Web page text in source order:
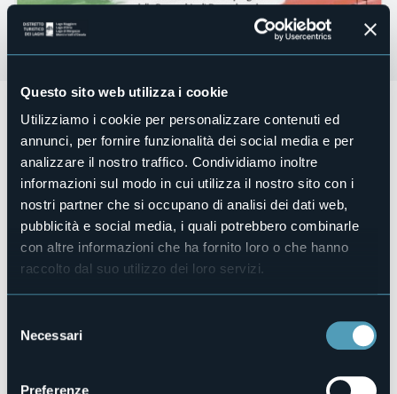
Questo sito web utilizza i cookie
Utilizziamo i cookie per personalizzare contenuti ed
annunci, per fornire funzionalità dei social media e per
analizzare il nostro traffico. Condividiamo inoltre
informazioni sul modo in cui utilizza il nostro sito con i
nostri partner che si occupano di analisi dei dati web,
pubblicità e social media, i quali potrebbero combinarle
con altre informazioni che ha fornito loro o che hanno
raccolto dal suo utilizzo dei loro servizi.
delNecessari
Preferenze
Sabato 16 dicembre 2023 alle ore 21.00 presso la
Collegiata SS. Gervaso e Protaso di Domodossola (VB)
Concerto del Coro A.N.A. assieme alla Fanfara Alpina
Dirigono i Maestri Sartori Enzo e Castellano Samuele.
Ingresso a offerta, il ricavato sarà devoluto al progetto della
Parrocchia di Domodossola.
Organizzatore
Coro A.N.A. e Fanfara Alpina Ossolana
Luogo dell'evento
Telefono
E-mail